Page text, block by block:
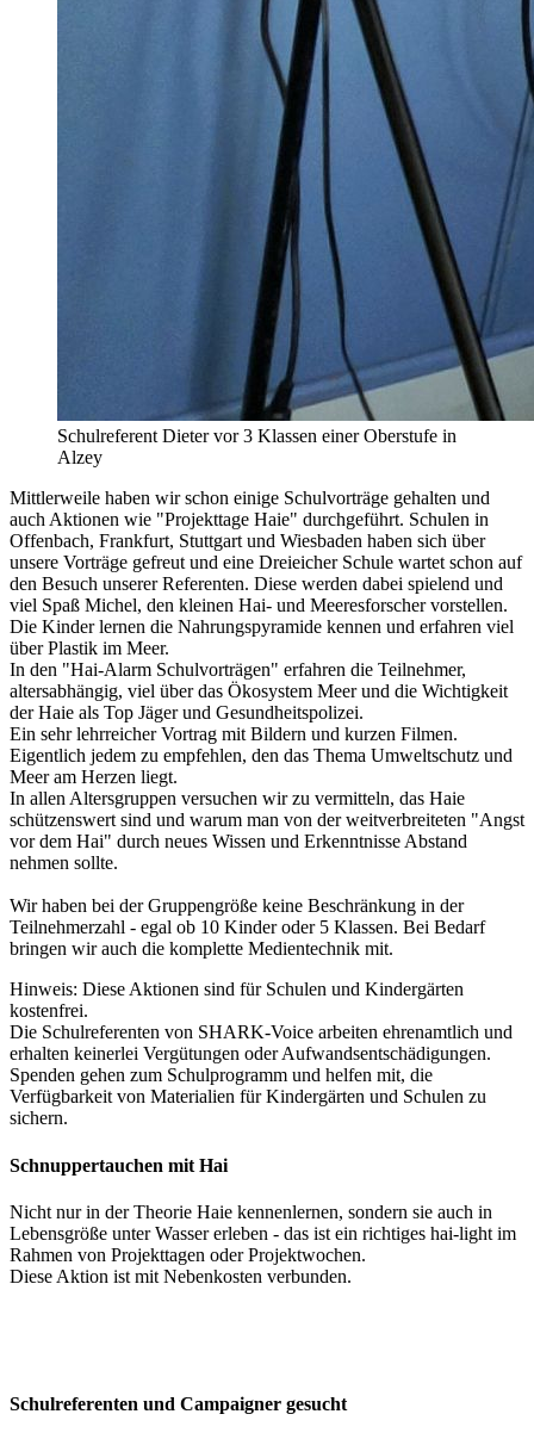
Schulreferent Dieter vor 3 Klassen einer Oberstufe in
Alzey
Mittlerweile haben wir schon einige Schulvorträge gehalten und
auch Aktionen wie "Projekttage Haie" durchgeführt. Schulen in
Offenbach, Frankfurt, Stuttgart und Wiesbaden haben sich über
unsere Vorträge gefreut und eine Dreieicher Schule wartet schon auf
den Besuch unserer Referenten. Diese werden dabei spielend und
viel Spaß Michel, den kleinen Hai- und Meeresforscher vorstellen.
Die Kinder lernen die Nahrungspyramide kennen und erfahren viel
über Plastik im Meer.
In den "Hai-Alarm Schulvorträgen" erfahren die Teilnehmer,
altersabhängig, viel über das Ökosystem Meer und die Wichtigkeit
der Haie als Top Jäger und Gesundheitspolizei.
Ein sehr lehrreicher Vortrag mit Bildern und kurzen Filmen.
Eigentlich jedem zu empfehlen, den das Thema Umweltschutz und
Meer am Herzen liegt.
In allen Altersgruppen versuchen wir zu vermitteln, das Haie
schützenswert sind und warum man von der weitverbreiteten "Angst
vor dem Hai" durch neues Wissen und Erkenntnisse Abstand
nehmen sollte.
Wir haben bei der Gruppengröße keine Beschränkung in der
Teilnehmerzahl - egal ob 10 Kinder oder 5 Klassen. Bei Bedarf
bringen wir auch die komplette Medientechnik mit.
Hinweis: Diese Aktionen sind für Schulen und Kindergärten
kostenfrei.
Die Schulreferenten von SHARK-Voice arbeiten ehrenamtlich und
erhalten keinerlei Vergütungen oder Aufwandsentschädigungen.
Spenden gehen zum Schulprogramm und helfen mit, die
Verfügbarkeit von Materialien für Kindergärten und Schulen zu
sichern.
Schnuppertauchen mit Hai
Nicht nur in der Theorie Haie kennenlernen, sondern sie auch in
Lebensgröße unter Wasser erleben - das ist ein richtiges hai-light im
Rahmen von Projekttagen oder Projektwochen.
Diese Aktion ist mit Nebenkosten verbunden.
Schulreferenten und Campaigner gesucht